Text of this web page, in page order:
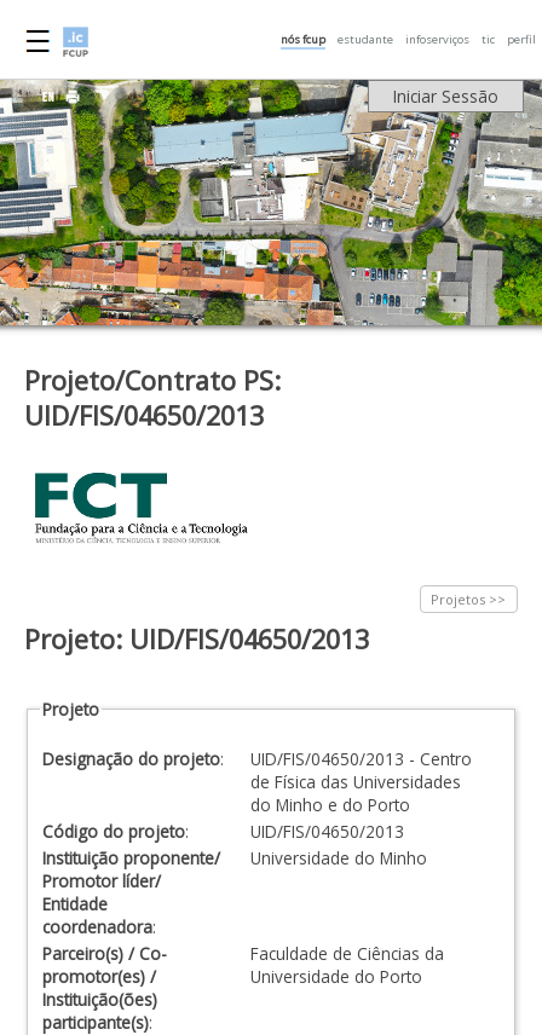
nós fcup estudante infoserviços tic perfil
Iniciar Sessão
Projeto/Contrato PS:
UID/FIS/04650/2013
Projetos >>
Projeto: UID/FIS/04650/2013
Projeto
Designação do projeto:
UID/FIS/04650/2013 - Centro
de Física das Universidades
do Minho e do Porto
Código do projeto:
UID/FIS/04650/2013
Instituição proponente/
Promotor líder/
Entidade
coordenadora:
Universidade do Minho
Parceiro(s) / Co-
promotor(es) /
Instituição(ões)
participante(s):
Faculdade de Ciências da
Universidade do Porto